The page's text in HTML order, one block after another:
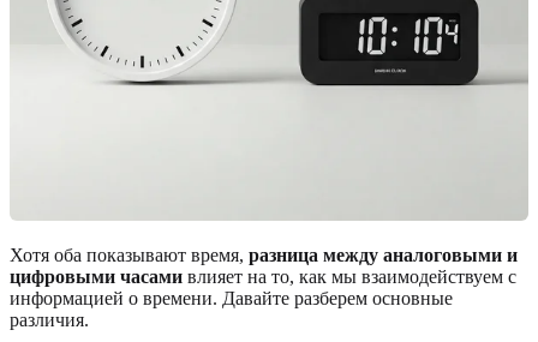
Хотя оба показывают время, разница между аналоговыми и
цифровыми часами влияет на то, как мы взаимодействуем с
информацией о времени. Давайте разберем основные
различия.